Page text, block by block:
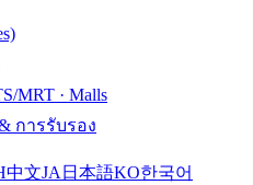
MRT · Malls
การรับรอง
中文JA 日本語KO한국어